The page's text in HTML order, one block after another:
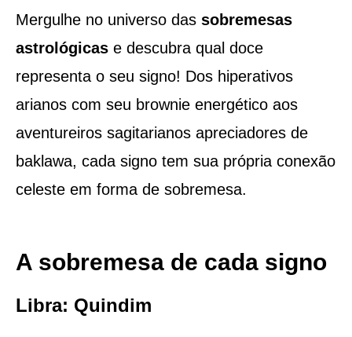
Mergulhe no universo das sobremesas
astrológicase descubra qual doce
representa o seu signo! Dos hiperativos
arianos com seu brownie energético aos
aventureiros sagitarianos apreciadores de
baklawa, cada signo tem sua própria conexão
celeste em forma de sobremesa.
A sobremesa de cada signo
Libra: Quindim